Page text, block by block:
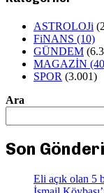
ASTROLOJi
FiNANS (10)
GÜNDEM
MAGAZİN
SPOR (3.001)
Ara
Son
Eli açık olan 5